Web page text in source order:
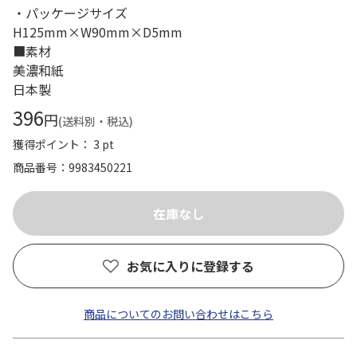
・パッケージサイズ
H125mm×W90mm×D5mm
■素材
美濃和紙
日本製
396円(送料別・税込)
獲得ポイント： 3 pt
商品番号
9983450221
お気に入りに登録する
商品についてのお問い合わせはこちら